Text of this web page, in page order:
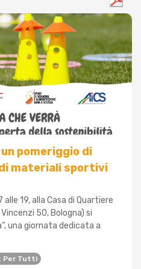
pomeriggio di
materiali sportivi
alle 19, alla Casa di Quartiere
50, Bologna) si
una giornata dedicata a
Per Tutti